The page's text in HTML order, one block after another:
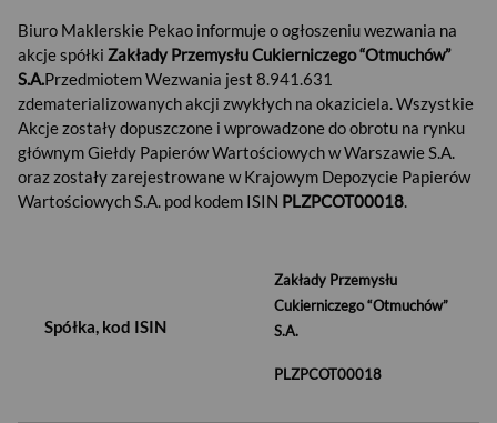
Biuro Maklerskie Pekao informuje o ogłoszeniuwezwania na
akcje spółki Zakłady Przemysłu Cukierniczego “Otmuchów”
S.A.Przedmiotem Wezwania jest 8.941.631
zdematerializowanych akcji zwykłych na okaziciela. Wszystkie
Akcje zostały dopuszczone i wprowadzone do obrotu na rynku
głównym Giełdy Papierów Wartościowych w Warszawie S.A.
oraz zostały zarejestrowane w Krajowym Depozycie Papierów
Wartościowych S.A. pod kodem ISIN PLZPCOT00018.
Spółka, kod ISIN
Zakłady Przemysłu
Cukierniczego “Otmuchów”
S.A.
PLZPCOT00018